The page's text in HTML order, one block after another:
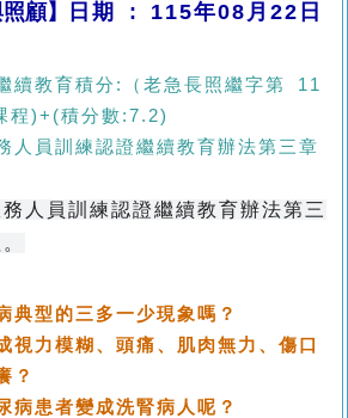
顧】
日期 : 115年08月22日
續教育積分:（老急長照繼字第 11
程)+(積分數:7.2)
人員訓練認證繼續教育辦法第三章
人員訓練認證繼續教育辦法第三
典型的三多一少現象嗎？
視力模糊、頭痛、肌肉無力、傷口
？
病患者變成洗腎病人呢？